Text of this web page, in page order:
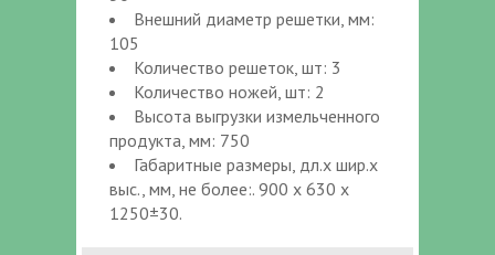
Внешний диаметр решетки, мм:
105
Количество решеток, шт: 3
Количество ножей, шт: 2
Высота выгрузки измельченного
продукта, мм: 750
Габаритные размеры, дл.х шир.х
выс., мм, не более:. 900 х 630 х
1250±30.